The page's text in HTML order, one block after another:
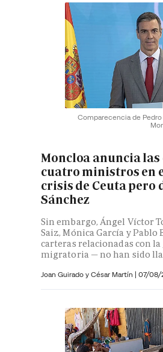
Comparecencia de
Moncloa anuncia
cuatro ministros en
crisis de Ceuta pero
Sánchez
Sin embargo, Ángel Víctor
Saiz, Mónica García y
carteras relacionadas con
migratoria — no han sido
Joan Guirado y César Martín | 07/08/